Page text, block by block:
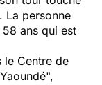
La personne
ans qui est
le Centre de